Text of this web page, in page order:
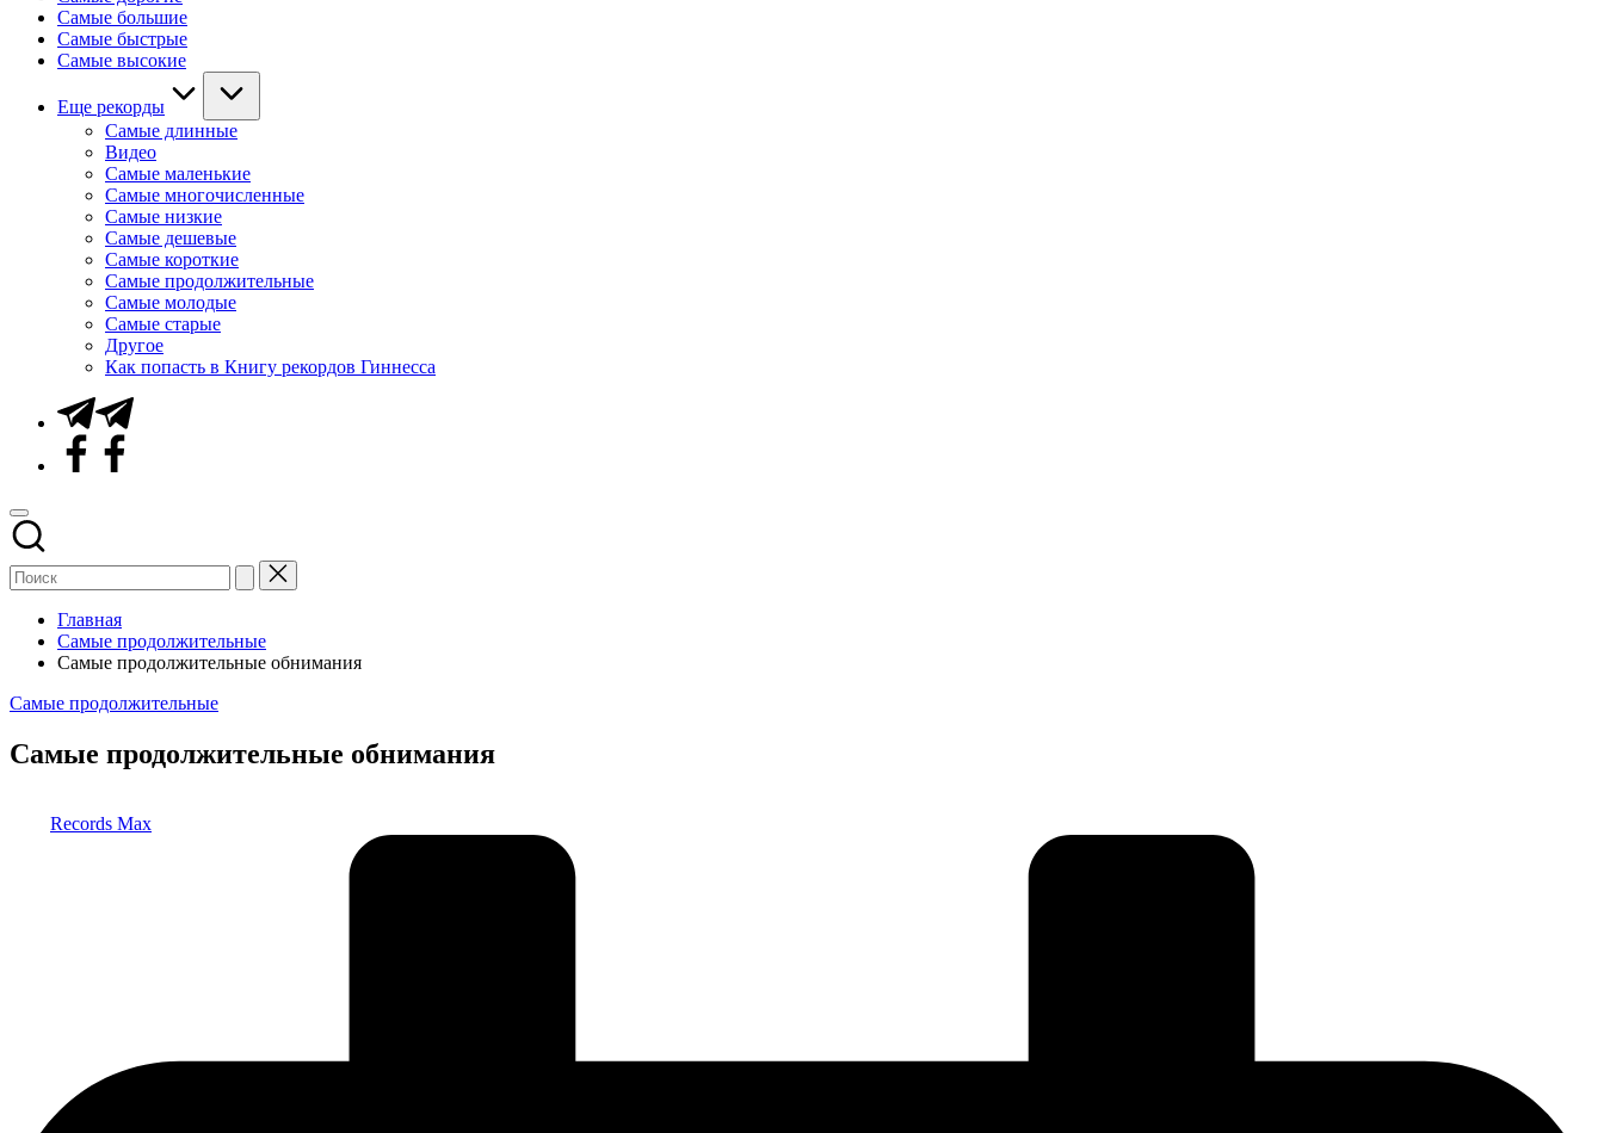
Самые большие
Самые быстрые
Самые высокие
Еще рекорды
Самые длинные
Видео
Самые маленькие
Самые многочисленные
Самые низкие
Самые дешевые
Самые короткие
Самые продолжительные
Самые молодые
Самые старые
Другое
Как попасть в Книгу рекордов Гиннесса
Telegram
Facebook
Главная
Самые продолжительные
Самые продолжительные обнимания
Опубликовано
Самые продолжительные
Самые продолжительные обнимания
Records Max